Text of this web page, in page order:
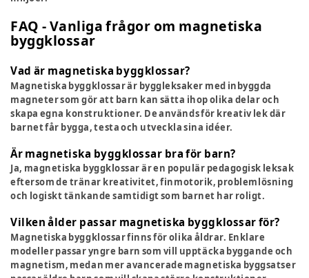
FAQ - Vanliga frågor om magnetiska
byggklossar
Vad är magnetiska byggklossar?
Magnetiska byggklossar är byggleksaker med inbyggda
magneter som gör att barn kan sätta ihop olika delar och
skapa egna konstruktioner. De används för kreativ lek där
barnet får bygga, testa och utveckla sina idéer.
Är magnetiska byggklossar bra för barn?
Ja, magnetiska byggklossar är en populär pedagogisk leksak
eftersom de tränar kreativitet, finmotorik, problemlösning
och logiskt tänkande samtidigt som barnet har roligt.
Vilken ålder passar magnetiska byggklossar för?
Magnetiska byggklossar finns för olika åldrar. Enklare
modeller passar yngre barn som vill upptäcka byggande och
magnetism, medan mer avancerade magnetiska byggsatser